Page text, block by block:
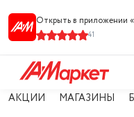
Открыть в приложении
41
АКЦИИ МАГАЗИНЫ